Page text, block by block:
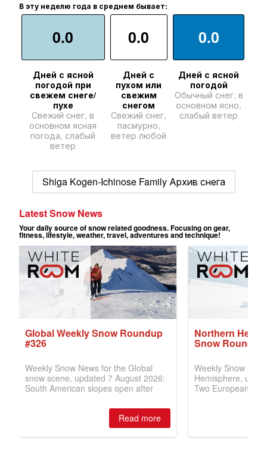
В эту неделю года в среднем бывает:
0.0
Дней с ясной
погодой при
свежем снеге/
пухе
Свежий снег, в
основном ясная
погода, слабый
ветер
0.0
Дней с
пухом или
свежим
снегом
Свежий снег,
пасмурно,
ветер любой
0.0
Дней с ясной
погодой
Обычный снег, в
основном ясно,
слабый ветер
Shiga Kogen-Ichinose Family Архив снега